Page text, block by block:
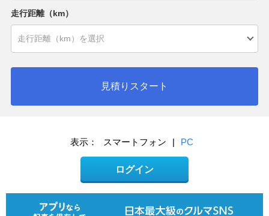
走行距離（km）
見積りスタート
表示： スマートフォン PC
ログイン